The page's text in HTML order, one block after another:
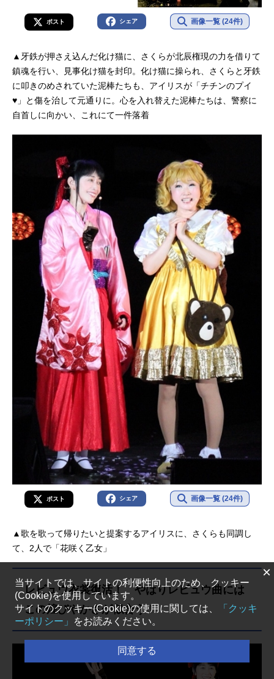
ポスト シェア 画像一覧 (24件)
▲牙鉄が押さえ込んだ化け猫に、さくらが北辰権現の力を借りて
鎮魂を行い、見事化け猫を封印。化け猫に操られ、さくらと牙鉄
に叩きのめされていた泥棒たちも、アイリスが「チチンのプイ
♥」と傷を治して元通りに。心を入れ替えた泥棒たちは、警察に
自首しに向かい、これにて一件落着
ポスト シェア 画像一覧 (24件)
▲歌を歌って帰りたいと提案するアイリスに、さくらも同調し
て、2人で「花咲く乙女」
レビュウ衣裳復活！ やはりレビュウ曲には
この煌びやかさが似合う！
×
当サイトでは、サイトの利便性向上のため、クッキー
(Cookie)を使用しています。
サイトのクッキー(Cookie)の使用に関しては、
「クッキ
ーポリシー」
をお読みください。
同意する